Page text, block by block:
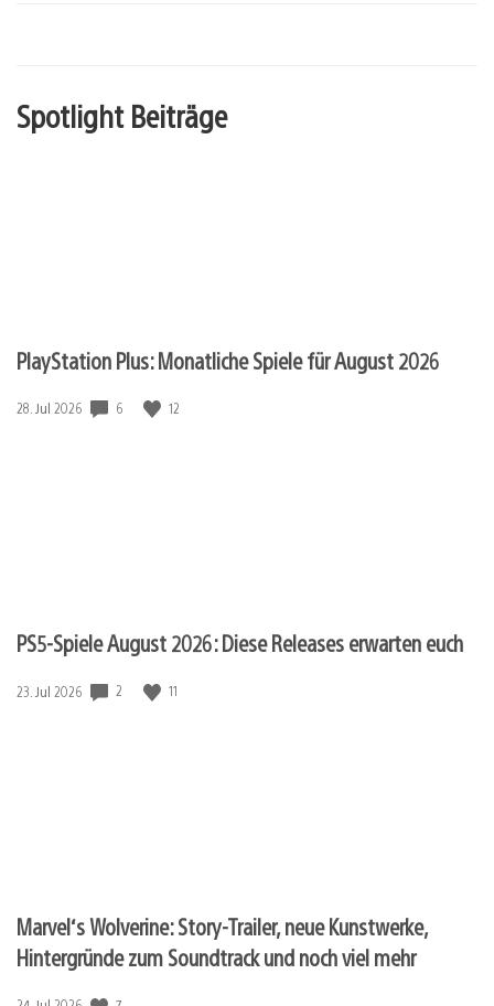
Spotlight Beiträge
PlayStation Plus: Monatliche Spiele für August 2026
Veröffentlichungsdatum:
28. Jul 2026 6 12
PS5-Spiele August 2026: Diese Releases erwarten euch
Veröffentlichungsdatum:
23. Jul 2026 2 11
Marvel‘s Wolverine: Story-Trailer, neue Kunstwerke,
Hintergründe zum Soundtrack und noch viel mehr